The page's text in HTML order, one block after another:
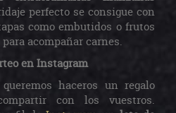
perfecto se consigue con
como embutidos o frutos
acompañar carnes.
en Instagram
haceros un regalo
con los vuestros.